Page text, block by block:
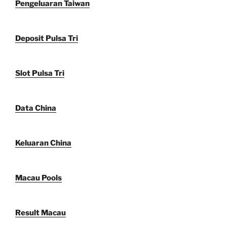
Pengeluaran Taiwan
Deposit Pulsa Tri
Slot Pulsa Tri
Data China
Keluaran China
Macau Pools
Result Macau